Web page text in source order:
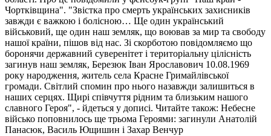
Чортківщина". "Звістка про смерть українських захисників
завжди є важкою і болісною… Ще один український
військовий, ще один наш земляк, що воював за мир та свободу
нашої країни, пішов від нас. Зі скорботою повідомляємо що
боронячи державний суверенітет і територіальну цілісність
загинув наш земляк, Березюк Іван Ярославович 10.08.1969
року народження, житель села Красне Гримайлівської
громади. Світлий спомин про нього назавжди залишиться в
наших серцях. Щирі співчуття рідним та близьким нашого
славного Героя", - йдеться у дописі. Читайте також: Небесне
військо поповнилось ще трьома Героями: загинули Анатолій
Панасюк, Василь Ющишин і Захар Венчур